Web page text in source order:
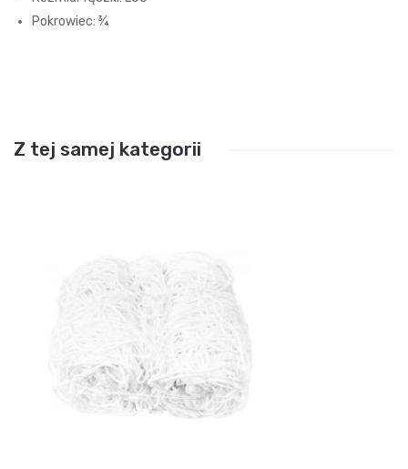
Pokrowiec: ¾
Z tej samej kategorii